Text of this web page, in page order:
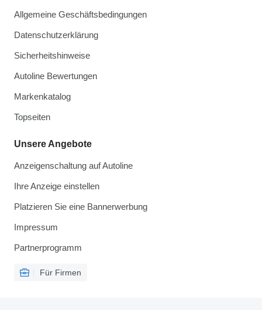
Allgemeine Geschäftsbedingungen
Datenschutzerklärung
Sicherheitshinweise
Autoline Bewertungen
Markenkatalog
Topseiten
Unsere Angebote
Anzeigenschaltung auf Autoline
Ihre Anzeige einstellen
Platzieren Sie eine Bannerwerbung
Impressum
Partnerprogramm
Für Firmen